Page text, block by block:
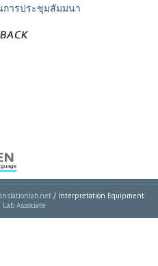
ารประชุมสัมมนา
/ Interpretation Equipment
Associate